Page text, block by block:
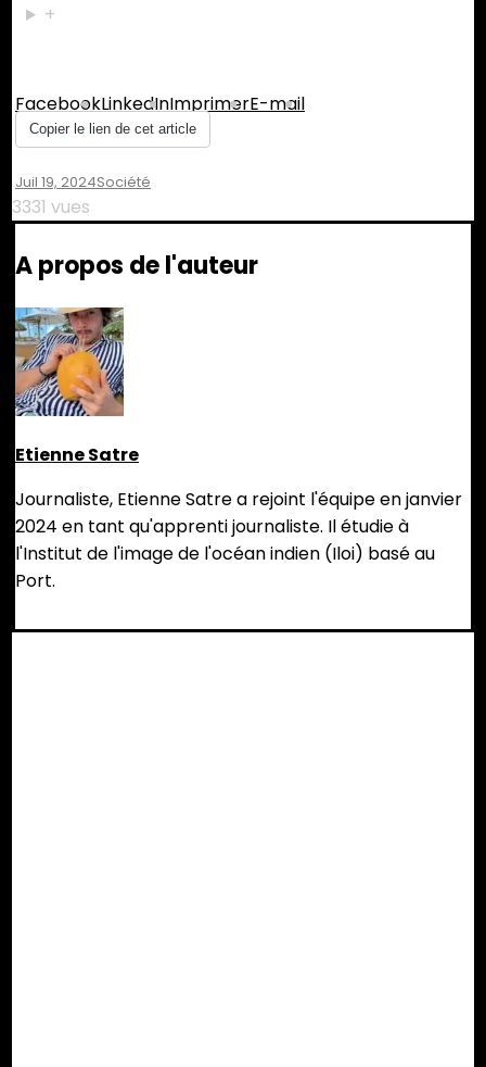
+
FacebookLinkedInImprimerE-mail
Copier le lien de cet article
Juil 19, 2024Société
3331 vues
A propos de l'auteur
Etienne Satre
Journaliste, Etienne Satre a rejoint l'équipe en janvier
2024 en tant qu'apprenti journaliste. Il étudie à
l'Institut de l'image de l'océan indien (Iloi) basé au
Port.